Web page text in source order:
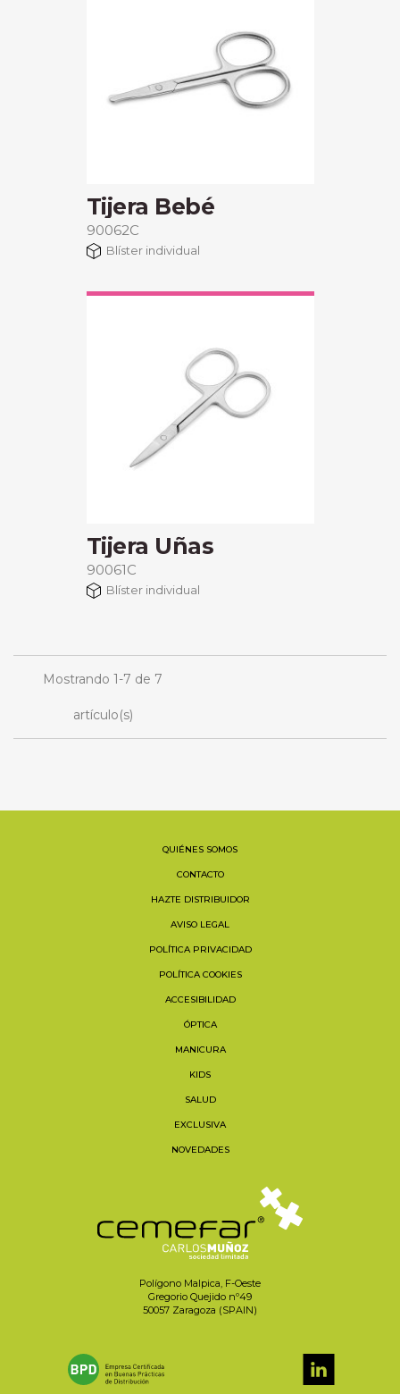
Tijera Bebé
90062C
Blíster individual
Tijera Uñas
90061C
Blíster individual
Mostrando 1-7 de 7
artículo(s)
Polígono Malpica, F-Oeste
Gregorio Quejido nº49
50057 Zaragoza (SPAIN)
QUIÉNES SOMOS
CONTACTO
HAZTE DISTRIBUIDOR
AVISO LEGAL
POLÍTICA PRIVACIDAD
POLÍTICA COOKIES
ACCESIBILIDAD
ÓPTICA
MANICURA
KIDS
SALUD
EXCLUSIVA
NOVEDADES